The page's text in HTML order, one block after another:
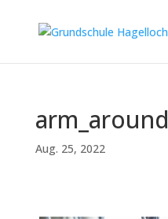
arm_around
Aug. 25, 2022